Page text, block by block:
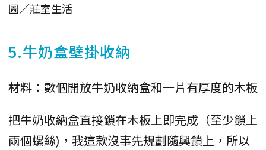
圖／莊室生活
5.牛奶盒壁掛收納
材料： 數個開放牛奶收納盒和一片有厚度的木板
把牛奶收納盒直接鎖在木板上即完成（至少鎖上
兩個螺絲)，我這款沒事先規劃隨興鎖上，所以